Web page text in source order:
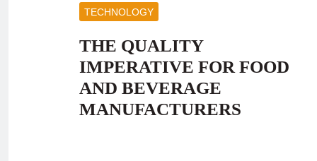
TECHNOLOGY
THE QUALITY
IMPERATIVE FOR FOOD
AND BEVERAGE
MANUFACTURERS